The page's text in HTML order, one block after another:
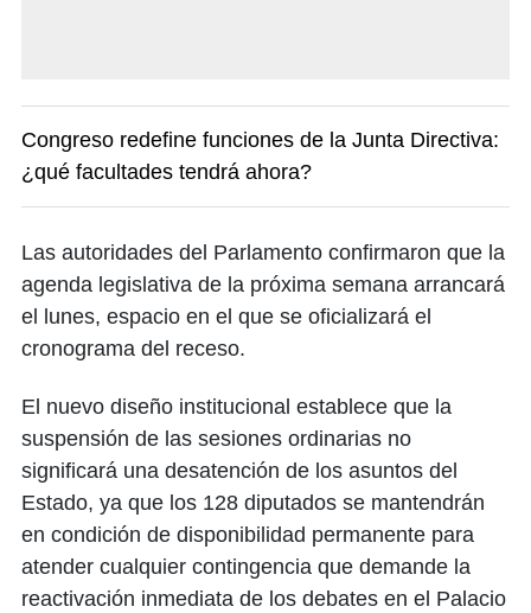
Congreso redefine funciones de la Junta Directiva:
¿qué facultades tendrá ahora?
Las autoridades del Parlamento confirmaron que la
agenda legislativa de la próxima semana arrancará
el lunes, espacio en el que se oficializará el
cronograma del receso.
El nuevo diseño institucional establece que la
suspensión de las sesiones ordinarias no
significará una desatención de los asuntos del
Estado, ya que los 128 diputados se mantendrán
en condición de disponibilidad permanente para
atender cualquier contingencia que demande la
reactivación inmediata de los debates en el Palacio